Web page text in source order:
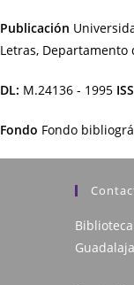
Publicación
Letras,
DL: M.24136 - 1995
Fondo Fondo